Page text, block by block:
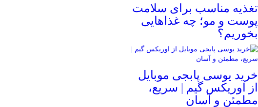
تغذیه مناسب برای سلامت
پوست و مو؛ چه غذاهایی
بخوریم؟
خرید یوسی پابجی موبایل
از اوریکس گیم | سریع،
مطمئن و آسان